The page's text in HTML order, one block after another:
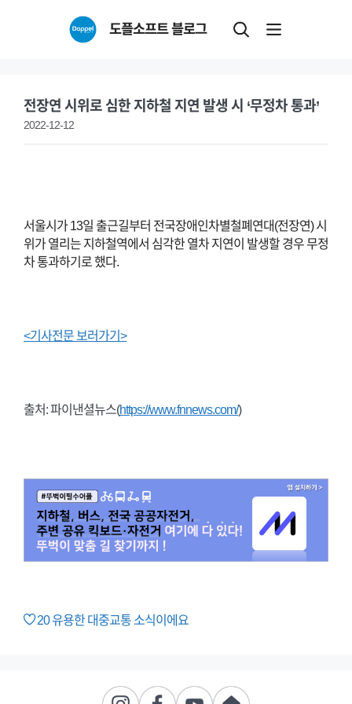
도플소프트 블로그
전장연 시위로 심한 지하철 지연 발생 시 ‘무정차 통과’
2022-12-12
서울시가 13일 출근길부터 전국장애인차별철폐연대(전장연) 시
위가 열리는 지하철역에서 심각한 열차 지연이 발생할 경우 무정
차 통과하기로 했다.
<기사전문 보러가기>
출처: 파이낸셜뉴스(https://www.fnnews.com/)
20유용한 대중교통 소식이에요